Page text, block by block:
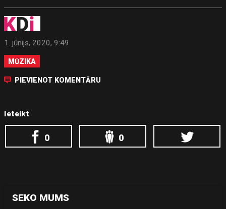
1. jūnijs, 2020, 9:49
MŪZIKA
PIEVIENOT KOMENTĀRU
Ieteikt
0 0
SEKO MUMS